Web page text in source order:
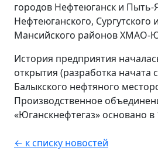
городов Нефтеюганск и Пыть-
Нефтеюганского, Сургутского
Мансийского районов ХМАО-
История предприятия
открытия (разработка начата
Балыкского нефтяного
Производственное
«Юганскнефтегаз» основано в
← к списку новостей